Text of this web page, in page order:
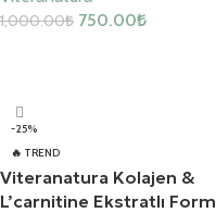
1,000.00₺ 750.00₺
-25%
🔥 TREND
Viteranatura Kolajen &
L’carnitine Ekstratlı Form